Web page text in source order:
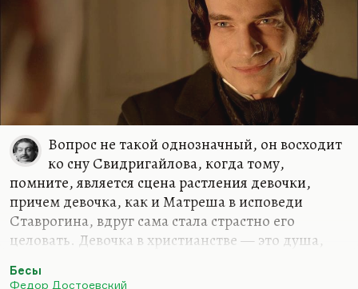
Вопрос не такой однозначный, он восходит
ко сну Свидригайлова, когда тому,
помните, является сцена растления девочки,
причем девочка, как и Матреша в исповеди
Ставрогина, вдруг сама стала страстно его
целовать. Девочка в христианстве — это душа,
Раскольникова. Разумеется, Свидригайлов
Бесы
Федор Достоевский